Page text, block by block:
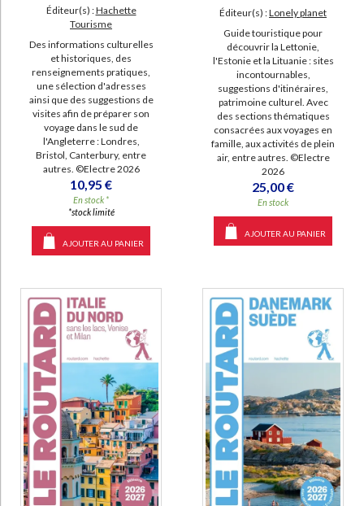
CHARGEMENT...
poche (341)
revue (37)
coffret (4)
document-audio (3)
logiciel-educatif (2)
carte (1)
SÉRIE
Derniers domiciles connus : guide des tombes de personnalités belges
Guide des salles de réception (5)
Géographie universelle (2)
In the mood for... (2)
Insulaires et riverains du lac Tchad : étude géographique (2)
La Libye (2)
DISPONIBILITÉ
disponible (4610)
epuise (1661)
Éditeur(s) :Hachette
Tourisme
Des informations culturelles
et historiques, des
renseignements pratiques,
une sélection d'adresses
ainsi que des suggestions de
visites afin de préparer son
voyage dans le sud de
l'Angleterre : Londres,
Bristol, Canterbury, entre
autres. ©Electre 2026
10,95 €
En stock *
*stock limité
AJOUTER AU PANIER
Éditeur(s) :Lonely planet
Guide touristique pour
découvrir la Lettonie,
l'Estonie et la Lituanie : sites
incontournables,
suggestions d'itinéraires,
patrimoine culturel. Avec
des sections thématiques
consacrées aux voyages en
famille, aux activités de plein
air, entre autres. ©Electre
2026
25,00 €
En stock
AJOUTER AU PANIER